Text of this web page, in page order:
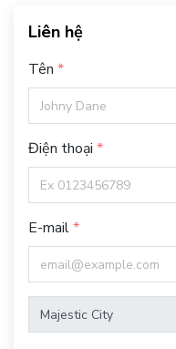
Liên hệ
Tên
Điện thoại
E-mail